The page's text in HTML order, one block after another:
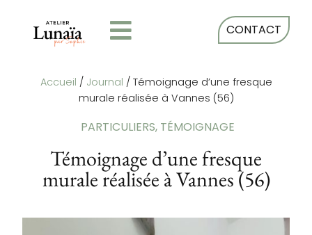
CONTACT
Accueil / Journal / Témoignage d’une fresque
murale réalisée à Vannes (56)
PARTICULIERS, TÉMOIGNAGE
Témoignage d’une fresque
murale réalisée à Vannes (56)